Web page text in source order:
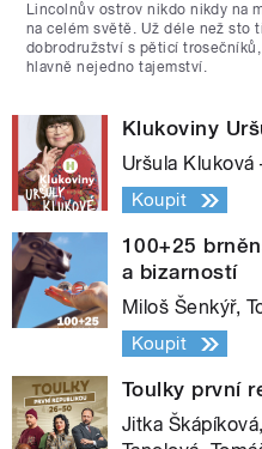
Lincolnův ostrov nikdo nikdy na
na celém světě. Už déle než sto
dobrodružství s pěticí
hlavně nejedno tajemství.
Klukoviny
Uršula Kluková
Koupit
100+25
a bizarností
Miloš Šenkýř,
Koupit
Toulky první
Jitka